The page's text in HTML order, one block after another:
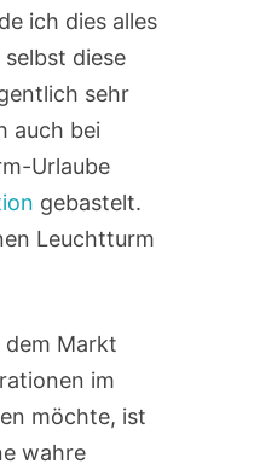
ich dies alles
diese
sehr
auch bei
Urlaube
gebastelt.
Leuchtturm
dem Markt
im
möchte, ist
wahre